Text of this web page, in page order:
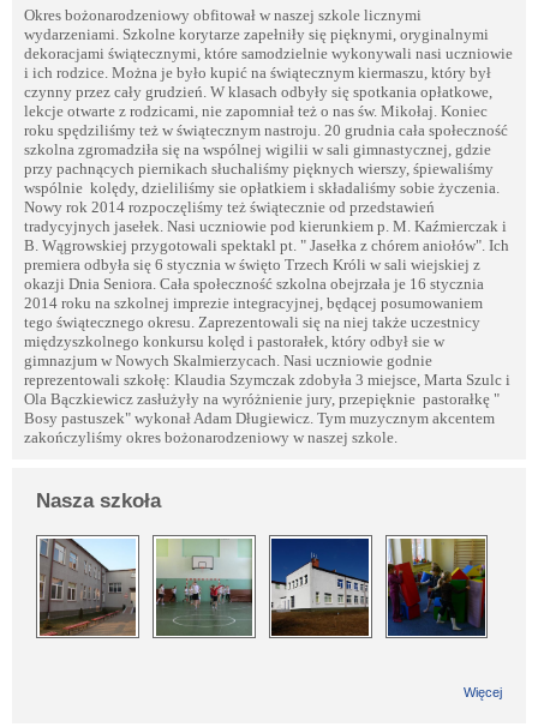
Okres bożonarodzeniowy obfitował w naszej szkole licznymi
wydarzeniami. Szkolne korytarze zapełniły się pięknymi, oryginalnymi
dekoracjami świątecznymi, które samodzielnie wykonywali nasi uczniowie
i ich rodzice. Można je było kupić na świątecznym kiermaszu, który był
czynny przez cały grudzień. W klasach odbyły się spotkania opłatkowe,
lekcje otwarte z rodzicami, nie zapomniał też o nas św. Mikołaj. Koniec
roku spędziliśmy też w świątecznym nastroju. 20 grudnia cała społeczność
szkolna zgromadziła się na wspólnej wigilii w sali gimnastycznej, gdzie
przy pachnących piernikach słuchaliśmy pięknych wierszy, śpiewaliśmy
wspólnie kolędy, dzieliliśmy sie opłatkiem i składaliśmy sobie życzenia.
Nowy rok 2014 rozpoczęliśmy też świątecznie od przedstawień
tradycyjnych jasełek. Nasi uczniowie pod kierunkiem p. M. Kaźmierczak i
B. Wągrowskiej przygotowali spektakl pt. " Jasełka z chórem aniołów". Ich
premiera odbyła się 6 stycznia w święto Trzech Króli w sali wiejskiej z
okazji Dnia Seniora. Cała społeczność szkolna obejrzała je 16 stycznia
2014 roku na szkolnej imprezie integracyjnej, będącej posumowaniem
tego świątecznego okresu. Zaprezentowali się na niej także uczestnicy
międzyszkolnego konkursu kolęd i pastorałek, który odbył sie w
gimnazjum w Nowych Skalmierzycach. Nasi uczniowie godnie
reprezentowali szkołę: Klaudia Szymczak zdobyła 3 miejsce, Marta Szulc i
Ola Bączkiewicz zasłużyły na wyróżnienie jury, przepięknie pastorałkę "
Bosy pastuszek" wykonał Adam Długiewicz. Tym muzycznym akcentem
zakończyliśmy okres bożonarodzeniowy w naszej szkole.
Nasza szkoła
Więcej